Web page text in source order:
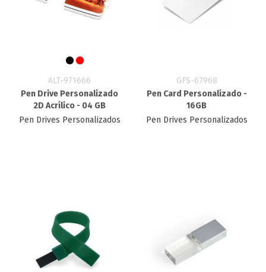
ALT-971666
Pen Drive Personalizado
2D Acrílico - 04 GB
Pen Drives Personalizados
GFS-67968
Pen Card Personalizado -
16GB
Pen Drives Personalizados